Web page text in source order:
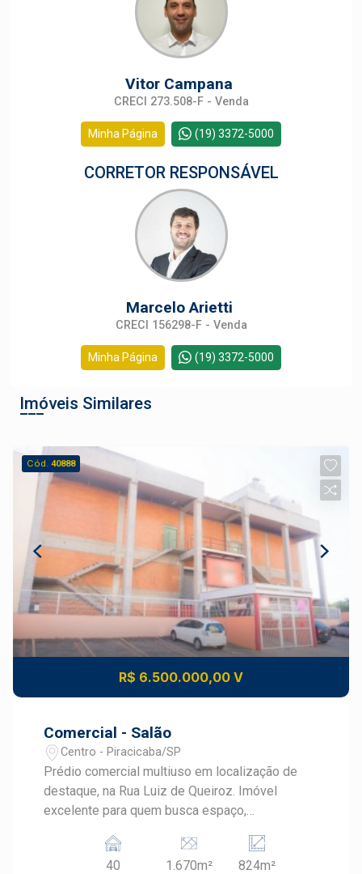
Vitor Campana
CRECI 273.508-F - Venda
Minha Página (19) 3372-5000
CORRETOR RESPONSÁVEL
Marcelo Arietti
CRECI 156298-F - Venda
Minha Página (19) 3372-5000
Imóveis Similares
Cód.40888
R$ 6.500.000,00 V
Comercial - Salão
Centro - Piracicaba/SP
Prédio comercial multiuso em localização de
destaque, na Rua Luiz de Queiroz. Imóvel
excelente para quem busca espaço,
projeto arquitetônico arrojado, feito em concreto
40
1.670m²
824m²